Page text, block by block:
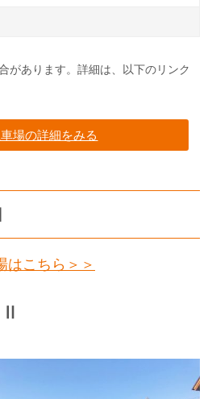
があります。詳細は、以下のリンク
場の詳細をみる
はこちら＞＞
Ⅱ